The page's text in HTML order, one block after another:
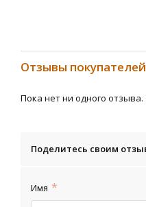
Отзывы покупателей
Пока нет ни одного
Поделитесь своим
Имя